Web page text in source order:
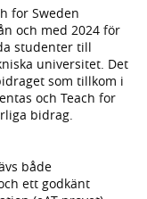
for Sweden
och med 2024 för
studenter till
universitet. Det
som tillkom i
och Teach for
bidrag.
både
ett godkänt